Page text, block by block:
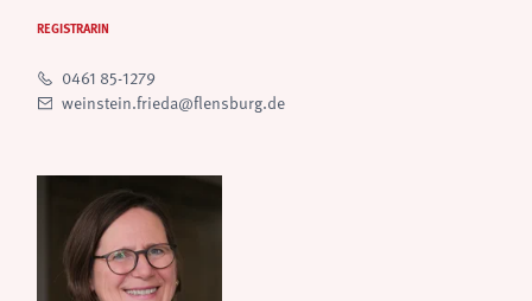
REGISTRARIN
0461 85-1279
weinstein.frieda@flensburg.de